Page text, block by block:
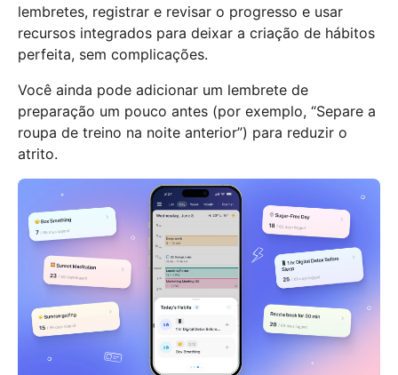
lembretes, registrar e revisar o progresso e usar
recursos integrados para deixar a criação de hábitos
perfeita, sem complicações.
Você ainda pode adicionar um lembrete de
preparação um pouco antes (por exemplo, “Separe a
roupa de treino na noite anterior”) para reduzir o
atrito.